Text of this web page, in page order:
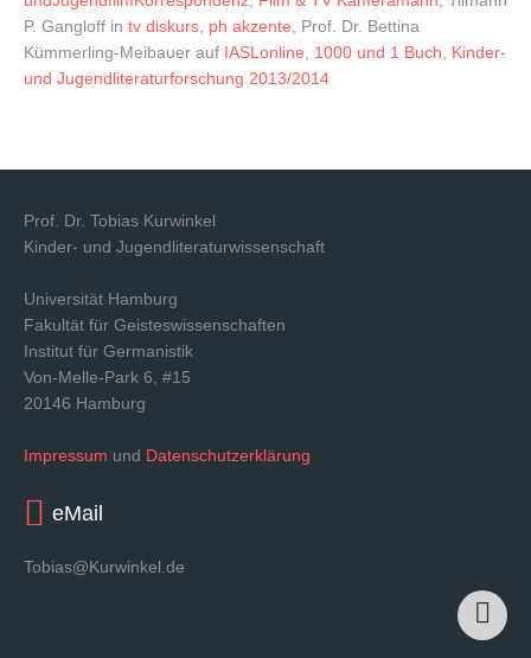
P. Gangloff in tv diskurs ph akzente , Prof. Dr. Bettina
Kümmerling-Meibauer auf IASLonline 1000 und 1 Buch
Kinder-
und Jugendliteraturforschung 2013/2014
Prof. Dr. Tobias Kurwinkel
Kinder- und Jugendliteraturwissenschaft
Universität Hamburg
Fakultät für Geisteswissenschaften
Institut für Germanistik
Von-Melle-Park 6, #15
20146 Hamburg
Impressum und Datenschutzerklärung
eMail
Tobias@Kurwinkel.de